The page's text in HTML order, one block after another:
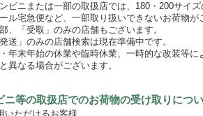
または一部の取扱店では、180・200サイズ
急便など、一部取り扱いできないお荷物が
「受取」のみの店舗もございます。
」のみの店舗検索は現在準備中です。
年末年始の休業や臨時休業、一時的な改装等に
なる場合がございます。
ニ等の取扱店でのお荷物の受け取りにつ
ただけるお客様